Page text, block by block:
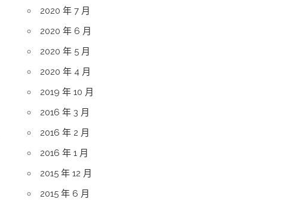
2020 年 7 月
2020 年 6 月
2020 年 5 月
2020 年 4 月
2019 年 10 月
2016 年 3 月
2016 年 2 月
2016 年 1 月
2015 年 12 月
2015 年 6 月